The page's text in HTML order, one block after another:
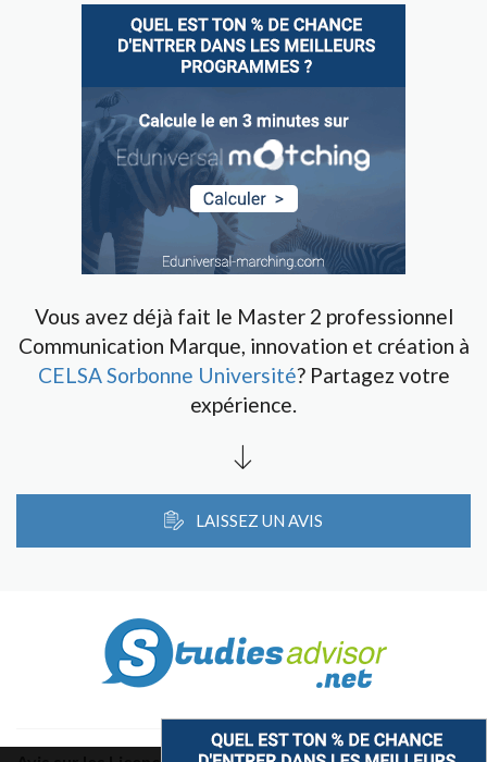
Vous avez déjà fait le Master 2 professionnel
Communication Marque, innovation et création à
CELSA Sorbonne Université? Partagez votre
expérience.
LAISSEZ UN AVIS